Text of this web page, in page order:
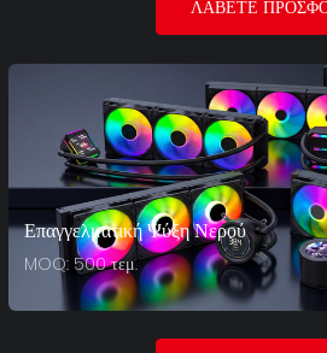
ΛΆΒΕΤΕ
Επαγγελματική Ψύξη Νερού
MOQ: 500 τεμ.